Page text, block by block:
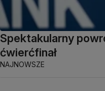
Spektakularny
ćwierćfinał
NAJNOWSZE